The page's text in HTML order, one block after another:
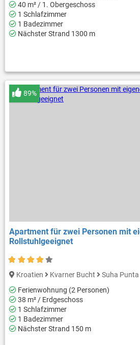
40 m² / 1. Obergeschoss
1 Schlafzimmer
1 Badezimmer
Nächster Strand 1300 m
Apartment für zwei Personen mit
Rollstuhlgeeignet
89%
Kroatien Kvarner Bucht
Suha Punta
Ferienwohnung (2 Personen)
38 m² / Erdgeschoss
1 Schlafzimmer
1 Badezimmer
Nächster Strand 150 m